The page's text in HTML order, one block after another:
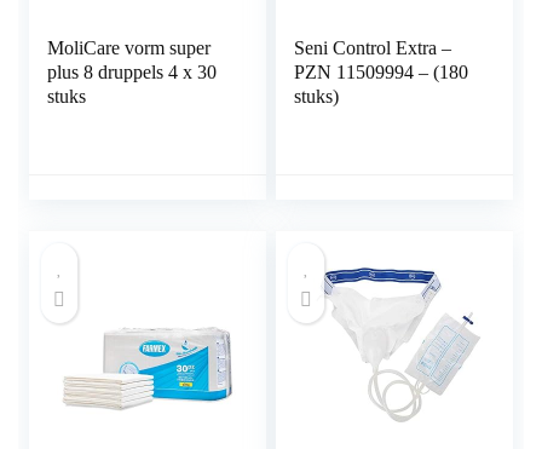
MoliCare vorm super
plus 8 druppels 4 x 30
stuks
Seni Control Extra –
PZN 11509994 – (180
stuks)